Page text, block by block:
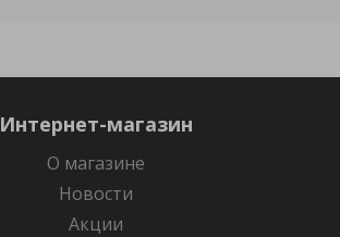
Интернет-магазин
О магазине
Новости
Акции